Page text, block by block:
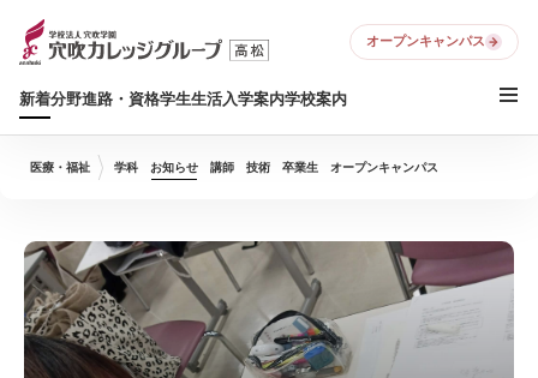
新着分野進路・資格学生生活入学案内学校案内
オープンキャンパス
医療・福祉 学科 お知らせ 講師 技術 卒業生 オープンキャンパス